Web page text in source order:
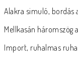
Alakra simuló, bordás
Mellkasán háromszög
Import, ruhalmas ruha.